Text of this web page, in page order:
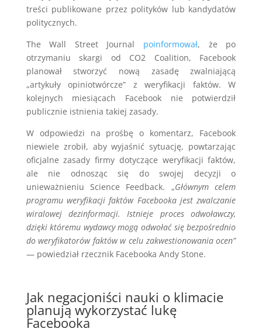
treści publikowane przez polityków lub kandydatów
politycznych.
The Wall Street Journal poinformował, że po
otrzymaniu skargi od CO2 Coalition, Facebook
planował stworzyć nową zasadę zwalniającą
„artykuły opiniotwórcze” z weryfikacji faktów. W
kolejnych miesiącach Facebook nie potwierdził
publicznie istnienia takiej zasady.
W odpowiedzi na prośbę o komentarz, Facebook
niewiele zrobił, aby wyjaśnić sytuację, powtarzając
oficjalne zasady firmy dotyczące weryfikacji faktów,
ale nie odnosząc się do swojej decyzji o
unieważnieniu Science Feedback. „Głównym celem
programu weryfikacji faktów Facebooka jest zwalczanie
wiralowej dezinformacji. Istnieje proces odwoławczy,
dzięki któremu wydawcy mogą odwołać się bezpośrednio
do weryfikatorów faktów w celu zakwestionowania ocen”
— powiedział rzecznik Facebooka Andy Stone.
Jak negacjoniści nauki o klimacie
planują wykorzystać lukę
Facebooka